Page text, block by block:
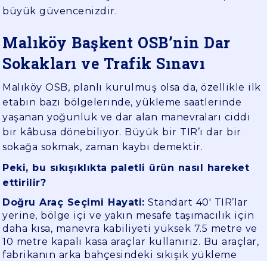
büyük güvencenizdir.
Malıköy Başkent OSB’nin Dar
Sokakları ve Trafik Sınavı
Malıköy OSB, planlı kurulmuş olsa da, özellikle ilk
etabın bazı bölgelerinde, yükleme saatlerinde
yaşanan yoğunluk ve dar alan manevraları ciddi
bir kâbusa dönebiliyor. Büyük bir TIR’ı dar bir
sokağa sokmak, zaman kaybı demektir.
Peki, bu sıkışıklıkta paletli ürün nasıl hareket
ettirilir?
Doğru Araç Seçimi Hayati: Standart 40' TIR’lar
yerine, bölge içi ve yakın mesafe taşımacılık için
daha kısa, manevra kabiliyeti yüksek 7.5 metre ve
10 metre kapalı kasa araçlar kullanırız. Bu araçlar,
fabrikanın arka bahçesindeki sıkışık yükleme